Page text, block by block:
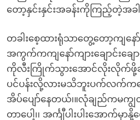
တော့နှင်းနှင်းအခန်းကိုကြည့်တဲ့အခါ
တခါးစေ့ထားရုံသာတွေ့တော့ကျန
အကွက်ကကျနော်ကျားချောင်းချေ
ကိုလီးကြိုက်သွားအောင်လိုးလိုက်ဖို့ဆုံ
ပင်ပန်းလို့လားမသိဘူးပက်လက်က
အိပ်ပျော်နေတယ်၊။လုံချည်ကမကျွ
တာပေါ့၊၊ အင်္ကျီပါးပါးအောက်မှ